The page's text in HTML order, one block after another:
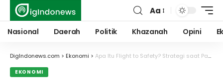
Font
Resizer
Aa
Nasional Daerah Politik Khazanah Opini
DigIndonews.com > Ekonomi > Apa Itu Flight to Safety? Strategi saat Pasar Tidak Stabil
EKONOMI